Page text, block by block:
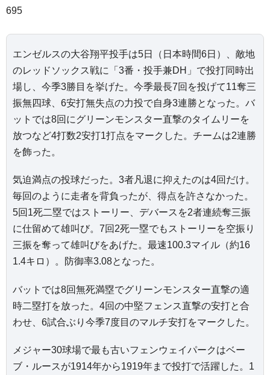
695
エンゼルスの大谷翔平投手は5日（日本時間6日）、敵地
のレッドソックス戦に「3番・投手兼DH」で投打同時出
場し、今季3勝目を挙げた。今季最長7回を投げて11奪三
振無四球、6安打無失点の力投で自身3連勝となった。バ
ットでは8回にグリーンモンスター直撃のタイムリーを
放つなど4打数2安打1打点をマークした。チームは2連勝
を飾った。
気迫満点の投球だった。3者凡退に抑えたのは4回だけ。
毎回のように走者を背負ったが、得点を許さなかった。
5回1死二塁ではストーリー、デバースを2者連続奪三振
に仕留めて雄叫び。7回2死一塁でもストーリーを空振り
三振を奪って雄叫びをあげた。最速100.3マイル（約16
1.4キロ）。防御率3.08となった。
バットでは8回無死満塁でグリーンモンスター直撃の適
時二塁打を放った。4回の中堅フェンス直撃の安打と合
わせ、6試合ぶり今季7度目のマルチ安打をマークした。
メジャー30球場で最も古いフェンウェイパークはベー
ブ・ルースが1914年から1919年まで投打で活躍した。1